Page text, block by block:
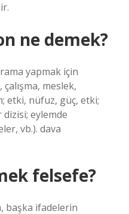
ne demek?
yapmak için
meslek,
etki, nüfuz, güç, etki;
eylemde
vb.). dava
felsefe?
başka ifadelerin